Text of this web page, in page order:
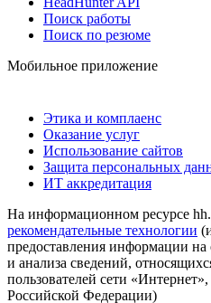
Поиск работы
Поиск по резюме
Мобильное приложение
Этика и комплаенс
Оказание услуг
Использование сайтов
Защита персональных
ИТ аккредитация
На информационном ресурсе
рекомендательные технологии
предоставления информации на
и анализа сведений,
пользователей сети
Российской Федерации)